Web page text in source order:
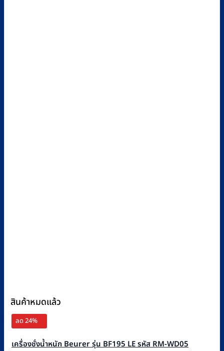
สินค้าหมดแล้ว
ลด 24%
เครื่องชั่งน้ำหนัก Beurer รุ่น BF195 LE รหัส RM-WD05